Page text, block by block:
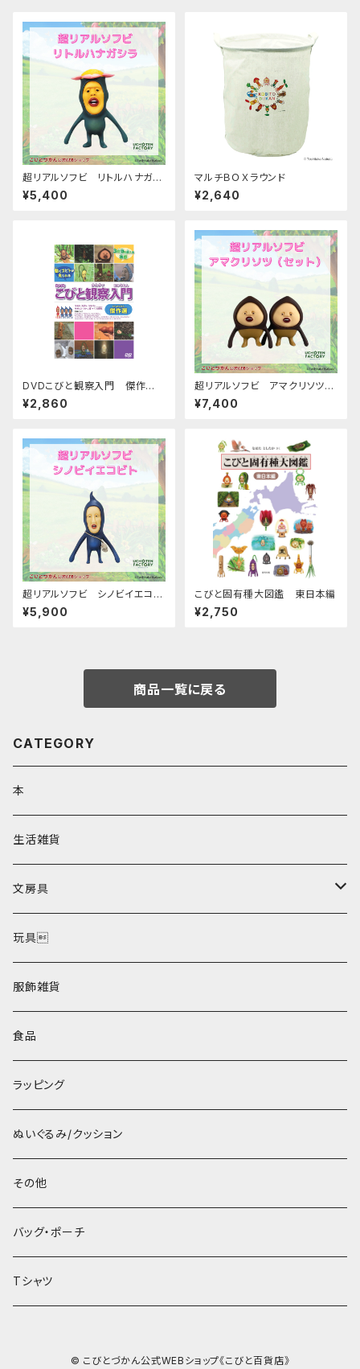
超リアルソフビ リトルハナガシ
ラ
¥5,400
マルチＢＯＸラウンド
¥2,640
DVDこびと観察入門 傑作
選 マモリ カブト ユキオト
モモゾノ オトリ編 ＋大研究
¥2,860
超リアルソフビ アマクリソツ
（セット）
¥7,400
超リアルソフビ シノビイエコビ
ト
¥5,900
こびと固有種大図鑑 東日本編
¥2,750
商品一覧に戻る
CATEGORY
本
生活雑貨
文房具
ポストカード
玩具
服飾雑貨
食品
ラッピング
ぬいぐるみ/クッション
その他
バッグ・ポーチ
Tシャツ
© こびとづかん公式WEBショップ《こびと百貨店》